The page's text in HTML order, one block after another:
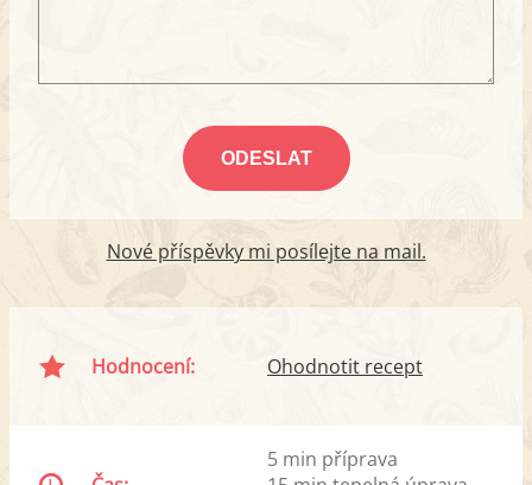
Nové příspěvky mi posílejte na mail.
Hodnocení: Ohodnotit recept
5 min příprava